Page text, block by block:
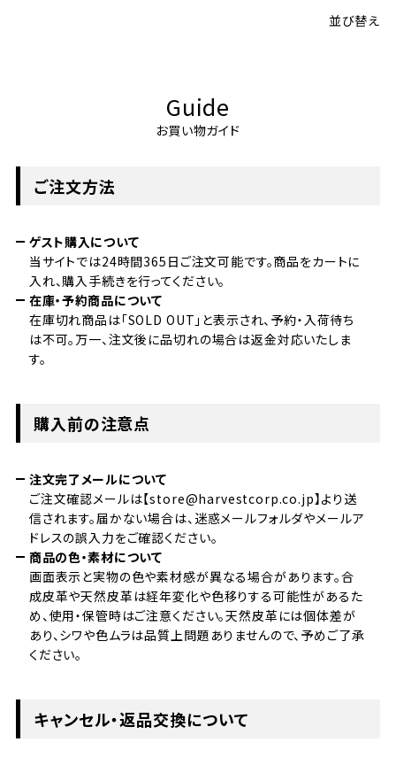
並び替え
Guide
お買い物ガイド
ご注文方法
ゲスト購入について
当サイトでは24時間365日ご注文可能です。商品をカートに
入れ、購入手続きを行ってください。
在庫・予約商品について
在庫切れ商品は「SOLD OUT」と表示され、予約・入荷待ち
は不可。万一、注文後に品切れの場合は返金対応いたしま
す。
購入前の注意点
注文完了メールについて
ご注文確認メールは【store@harvestcorp.co.jp】より送
信されます。届かない場合は、迷惑メールフォルダやメールア
ドレスの誤入力をご確認ください。
商品の色・素材について
画面表示と実物の色や素材感が異なる場合があります。合
成皮革や天然皮革は経年変化や色移りする可能性があるた
め、使用・保管時はご注意ください。天然皮革には個体差が
あり、シワや色ムラは品質上問題ありませんので、予めご了承
ください。
キャンセル・返品交換について